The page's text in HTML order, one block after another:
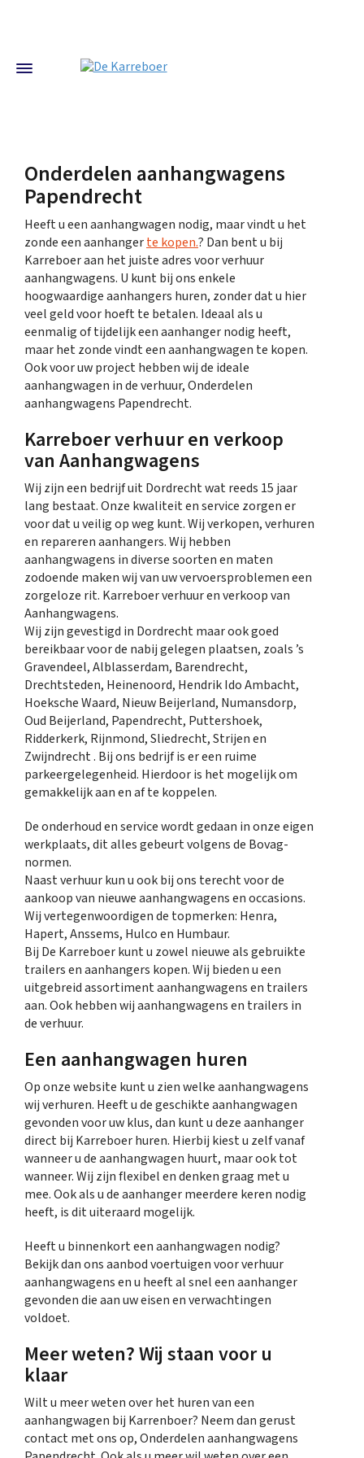
Onderdelen aanhangwagens
Papendrecht
Heeft u een aanhangwagen nodig, maar vindt u het
zonde een aanhangerte kopen.? Dan bent u bij
Karreboer aan het juiste adres voor verhuur
aanhangwagens. U kunt bij ons enkele
hoogwaardige aanhangers huren, zonder dat u hier
veel geld voor hoeft te betalen. Ideaal als u
eenmalig of tijdelijk een aanhanger nodig heeft,
maar het zonde vindt een aanhangwagen te kopen.
Ook voor uw project hebben wij de ideale
aanhangwagen in de verhuur, Onderdelen
aanhangwagens Papendrecht.
Karreboer verhuur en verkoop
van Aanhangwagens
Wij zijn een bedrijf uit Dordrecht wat reeds 15 jaar
lang bestaat. Onze kwaliteit en service zorgen er
voor dat u veilig op weg kunt. Wij verkopen, verhuren
en repareren aanhangers. Wij hebben
aanhangwagens in diverse soorten en maten
zodoende maken wij van uw vervoersproblemen een
zorgeloze rit. Karreboer verhuur en verkoop van
Aanhangwagens.
Wij zijn gevestigd in Dordrecht maar ook goed
bereikbaar voor de nabij gelegen plaatsen, zoals ’s
Gravendeel, Alblasserdam, Barendrecht,
Drechtsteden, Heinenoord, Hendrik Ido Ambacht,
Hoeksche Waard, Nieuw Beijerland, Numansdorp,
Oud Beijerland, Papendrecht, Puttershoek,
Ridderkerk, Rijnmond, Sliedrecht, Strijen en
Zwijndrecht . Bij ons bedrijf is er een ruime
parkeergelegenheid. Hierdoor is het mogelijk om
gemakkelijk aan en af te koppelen.
De onderhoud en service wordt gedaan in onze eigen
werkplaats, dit alles gebeurt volgens de Bovag-
normen.
Naast verhuur kun u ook bij ons terecht voor de
aankoop van nieuwe aanhangwagens en occasions.
Wij vertegenwoordigen de topmerken: Henra,
Hapert, Anssems, Hulco en Humbaur.
Bij De Karreboer kunt u zowel nieuwe als gebruikte
trailers en aanhangers kopen. Wij bieden u een
uitgebreid assortiment aanhangwagens en trailers
aan. Ook hebben wij aanhangwagens en trailers in
de verhuur.
Een aanhangwagen huren
Op onze website kunt u zien welke aanhangwagens
wij verhuren. Heeft u de geschikte aanhangwagen
gevonden voor uw klus, dan kunt u deze aanhanger
direct bij Karreboer huren. Hierbij kiest u zelf vanaf
wanneer u de aanhangwagen huurt, maar ook tot
wanneer. Wij zijn flexibel en denken graag met u
mee. Ook als u de aanhanger meerdere keren nodig
heeft, is dit uiteraard mogelijk.
Heeft u binnenkort een aanhangwagen nodig?
Bekijk dan ons aanbod voertuigen voor verhuur
aanhangwagens en u heeft al snel een aanhanger
gevonden die aan uw eisen en verwachtingen
voldoet.
Meer weten? Wij staan voor u
klaar
Wilt u meer weten over het huren van een
aanhangwagen bij Karrenboer? Neem dan gerust
contact met ons op, Onderdelen aanhangwagens